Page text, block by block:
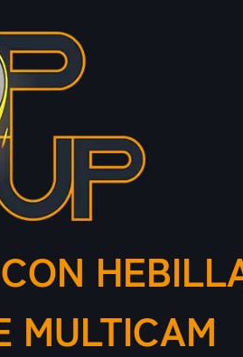
MULTICAM